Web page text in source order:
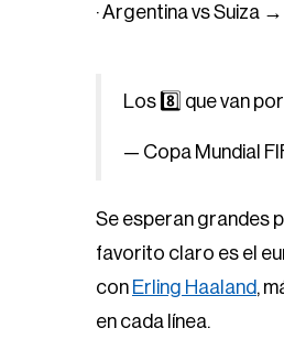
· Argentina vs Suiza
Los 8️⃣ que van
— Copa Mundial
Se esperan grandes
favorito claro es el
con Erling Haaland,
en cada línea.